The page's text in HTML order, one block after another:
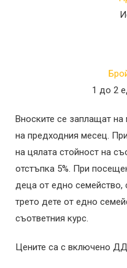
1 до 2
Вноските се заплащат
на предходния месец.
на цялата стойност на
отстъпка 5%. При
деца от едно семейство,
трето дете от едно
съответния курс.
Цените са с включено